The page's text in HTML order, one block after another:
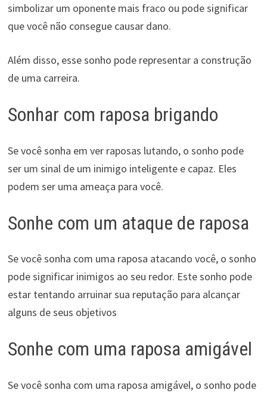
simbolizar um oponente mais fraco ou pode significar
que você não consegue causar dano.
Além disso, esse sonho pode representar a construção
de uma carreira.
Sonhar com raposa brigando
Se você sonha em ver raposas lutando, o sonho pode
ser um sinal de um inimigo inteligente e capaz. Eles
podem ser uma ameaça para você.
Sonhe com um ataque de raposa
Se você sonha com uma raposa atacando você, o sonho
pode significar inimigos ao seu redor. Este sonho pode
estar tentando arruinar sua reputação para alcançar
alguns de seus objetivos
Sonhe com uma raposa amigável
Se você sonha com uma raposa amigável, o sonho pode